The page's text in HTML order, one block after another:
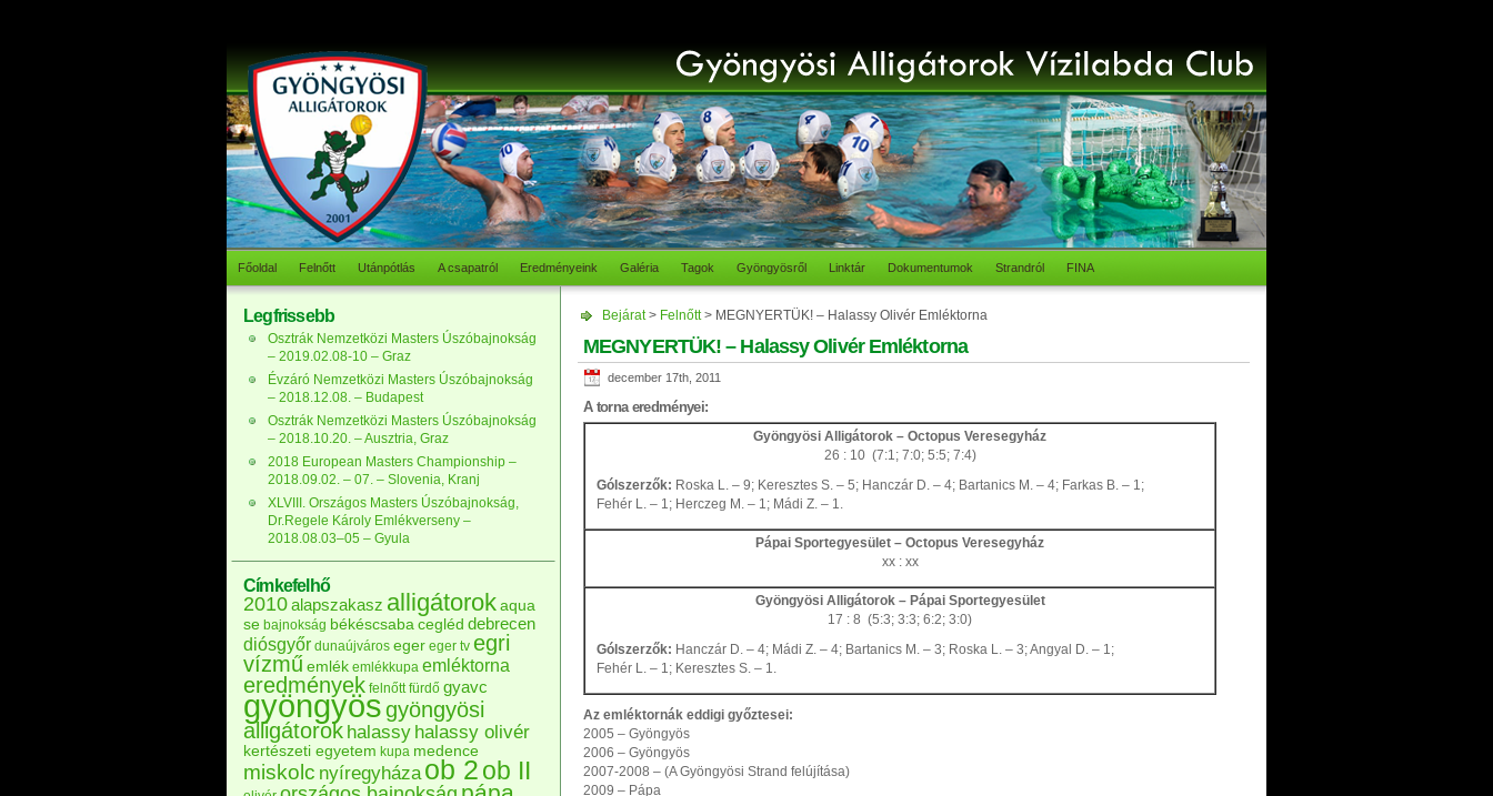
Főoldal Felnőtt Utánpótlás A csapatról Eredményeink Galéria Tagok Gyöngyösről Linktár Dokumentumok Strandról FINA
Bejárat> Felnőtt> MEGNYERTÜK! – Halassy Olivér Emléktorna
MEGNYERTÜK! – Halassy Olivér Emléktorna
december 17th, 2011
A torna eredményei:
Gyöngyösi Alligátorok – Octopus Veresegyház
26 : 10 (7:1; 7:0; 5:5; 7:4)
Gólszerzők: Roska L. – 9; Keresztes S. – 5; Hanczár D. – 4; Bartanics M. – 4; Farkas B. – 1;
Fehér L. – 1; Herczeg M. – 1; Mádi Z. – 1.
Pápai Sportegyesület – Octopus Veresegyház
xx : xx
Gyöngyösi Alligátorok – Pápai Sportegyesület
17 : 8 (5:3; 3:3; 6:2; 3:0)
Gólszerzők: Hanczár D. – 4; Mádi Z. – 4; Bartanics M. – 3; Roska L. – 3; Angyal D. – 1;
Fehér L. – 1; Keresztes S. – 1.
Az emléktornák eddigi győztesei:
2005 – Gyöngyös
2006 – Gyöngyös
2007-2008 – (A Gyöngyösi Strand felújítása)
2009 – Pápa
Legfrissebb
Osztrák Nemzetközi Masters Úszóbajnokság
– 2019.02.08-10 – Graz
Évzáró Nemzetközi Masters Úszóbajnokság
– 2018.12.08. – Budapest
Osztrák Nemzetközi Masters Úszóbajnokság
– 2018.10.20. – Ausztria, Graz
2018 European Masters Championship –
2018.09.02. – 07. – Slovenia, Kranj
XLVIII. Országos Masters Úszóbajnokság,
Dr.Regele Károly Emlékverseny –
2018.08.03–05 – Gyula
Címkefelhő
2010alapszakasz alligátorokaqua
se bajnokság békéscsaba cegléd debrecen
diósgyőr dunaújváros eger eger tv egri
vízműemlék emlékkupa emléktorna
eredmények felnőtt fürdő gyavc
gyöngyösgyöngyösi
alligátorok halassy halassy olivér
kertészeti egyetem kupa medence
miskolc nyíregyháza ob 2ob II